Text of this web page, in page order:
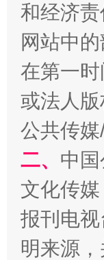
“刷
揭批美
和经济
网站中
在第一
或法人
公共传
二、 中
文化传
报刊电
明来源，